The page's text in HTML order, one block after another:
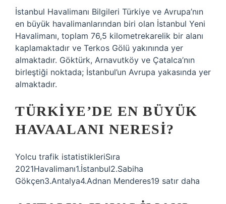
İstanbul Havalimanı Bilgileri Türkiye ve Avrupa’nın
en büyük havalimanlarından biri olan İstanbul Yeni
Havalimanı, toplam 76,5 kilometrekarelik bir alanı
kaplamaktadır ve Terkos Gölü yakınında yer
almaktadır. Göktürk, Arnavutköy ve Çatalca’nın
birleştiği noktada; İstanbul’un Avrupa yakasında yer
almaktadır.
TÜRKIYE’DE EN BÜYÜK
HAVAALANI NERESI?
Yolcu trafik istatistikleriSıra
2021Havalimanı1.İstanbul2.Sabiha
Gökçen3.Antalya4.Adnan Menderes19 satır daha